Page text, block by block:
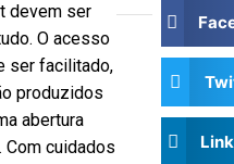
devem ser
O acesso
ser facilitado,
produzidos
abertura
Com cuidados